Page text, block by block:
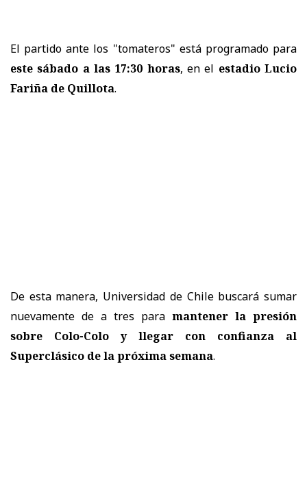
El partido ante los "tomateros" está programado para
este sábado a las 17:30 horas, en el estadio Lucio
Fariña de Quillota.
De esta manera, Universidad de Chile buscará sumar
nuevamente de a tres para mantener la presión
sobre Colo-Colo y llegar con confianza al
Superclásico de la próxima semana.